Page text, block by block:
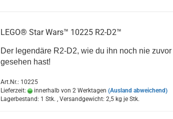
LEGO® Star Wars™ 10225 R2-D2™
Der legendäre R2-D2, wie du ihn noch nie zuvor
gesehen hast!
Art.Nr.: 10225
Lieferzeit:
innerhalb von 2 Werktagen (Ausland abweichend)
Lagerbestand: 1 Stk. , Versandgewicht: 2,5kg je Stk.